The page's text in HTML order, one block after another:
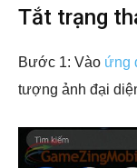
Tắt trạng
Bước 1: Vào ứng
tượng ảnh đại